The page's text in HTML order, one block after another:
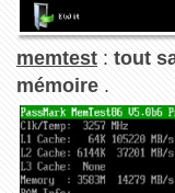
memtest: tout
mémoire.